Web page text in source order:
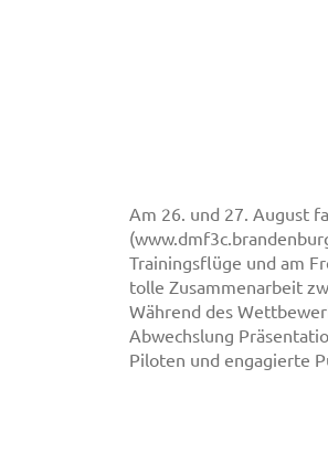
Am 26. und 27. August
Trainingsflüge und am
tolle Zusammenarbeit
Während des
Abwechslung
Piloten und engagierte